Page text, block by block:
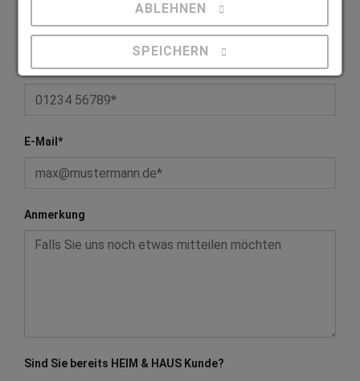
Telefon*
E-Mail *
Anmerkung
Sind Sie bereits HEIM & HAUS Kunde?
ABLEHNEN
SPEICHERN